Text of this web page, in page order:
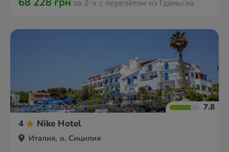
за 2-х с перелётом из Гданьска
7.8
4 Nike Hotel
Италия, о. Сицилия